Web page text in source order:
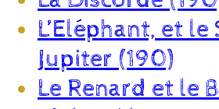
L’Eléphant, et le
Jupiter (190)
Le Renard et le